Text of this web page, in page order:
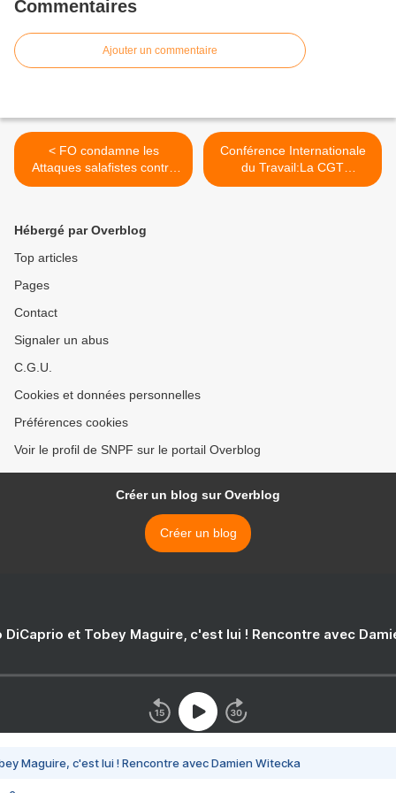
Commentaires
Ajouter un commentaire
< FO condamne les
Attaques salafistes contre
les locaux syndicaux de
Conférence Internationale
du Travail:La CGT
condamne l’attaque des
Hébergé par Overblog
Top articles
Pages
Contact
Signaler un abus
C.G.U.
Cookies et données personnelles
Préférences cookies
Voir le profil de SNPF sur le portail Overblog
Créer un blog sur Overblog
Créer un blog
DiCaprio et Tobey Maguire, c'est lui ! Rencontre avec
Maguire, c'est lui ! Rencontre avec Damien Witecka